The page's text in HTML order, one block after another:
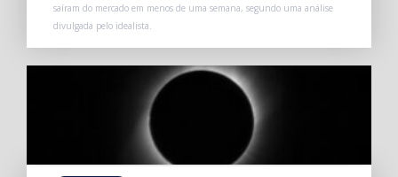
saíram do mercado em menos de uma semana, segundo uma análise
divulgada pelo idealista.